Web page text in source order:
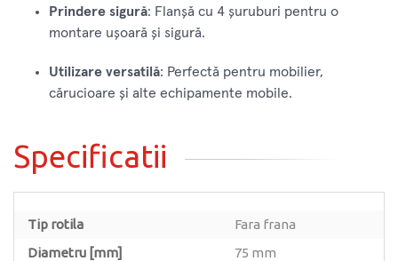
Prindere sigură: Flanșă cu 4 șuruburi pentru o
montare ușoară și sigură.
Utilizare versatilă: Perfectă pentru mobilier,
cărucioare și alte echipamente mobile.
Specificatii
Tip rotila
Fara frana
Diametru [mm]
75 mm